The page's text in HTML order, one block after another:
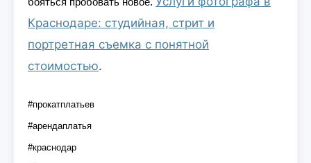
Краснодаре: студийная, стрит и
портретная съемка с понятной
стоимостью.
#прокатплатьев
#арендаплатья
#краснодар